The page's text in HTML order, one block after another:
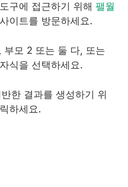
구에 접근하기 위해 팰월
이트를 방문하세요.
부모 2 또는 둘 다, 또는
식을 선택하세요.
한 결과를 생성하기 위
하세요.